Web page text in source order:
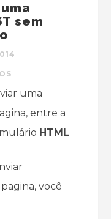
sem
uma
entre a
HTML
você